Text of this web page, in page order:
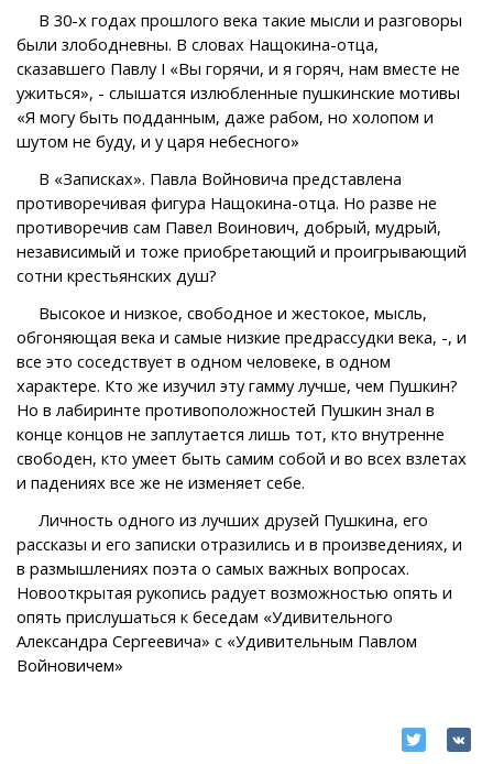
В 30-х годах прошлого века такие мысли и разговоры
были злободневны. В словах Нащокина-отца,
сказавшего Павлу I «Вы горячи, и я горяч, нам вместе не
ужиться», - слышатся излюбленные пушкинские мотивы
«Я могу быть подданным, даже рабом, но холопом и
шутом не буду, и у царя небесного»
В «Записках». Павла Войновича представлена
противоречивая фигура Нащокина-отца. Но разве не
противоречив сам Павел Воинович, добрый, мудрый,
независимый и тоже приобретающий и проигрывающий
сотни крестьянских душ?
Высокое и низкое, свободное и жестокое, мысль,
обгоняющая века и самые низкие предрассудки века, -, и
все это соседствует в одном человеке, в одном
характере. Кто же изучил эту гамму лучше, чем Пушкин?
Но в лабиринте противоположностей Пушкин знал в
конце концов не заплутается лишь тот, кто внутренне
свободен, кто умеет быть самим собой и во всех взлетах
и падениях все же не изменяет себе.
Личность одного из лучших друзей Пушкина, его
рассказы и его записки отразились и в произведениях, и
в размышлениях поэта о самых важных вопросах.
Новооткрытая рукопись радует возможностью опять и
опять прислушаться к беседам «Удивительного
Александра Сергеевича» с «Удивительным Павлом
Войновичем»